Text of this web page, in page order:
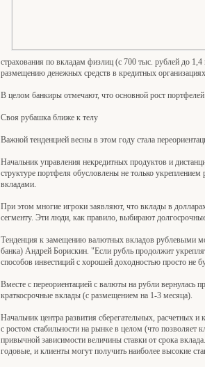
страхования по вкладам физлиц (с 700 тыс. рублей до
размещению денежных средств в кредитных организациях.
В целом банкиры отмечают, что основной рост
Своя рубашка ближе к телу
Важной тенденцией весны в этом году стала
Начальник управления некредитных продуктов и
структуре портфеля обусловлены не только
вкладами.
При этом многие игроки заявляют, что вклады в
сегменту. Эти люди, как правило, выбирают
Тенденция к замещению валютных вкладов рублевыми
банка) Андрей Борискин. "Если рубль продолжит
способов инвестиций с хорошей доходностью просто не
Вместе с переориентацией с валюты на рубли вернулась
краткосрочные вклады (с размещением на 1-3 месяца).
Начальник центра развития сберегательных, расчетных
с ростом стабильности на рынке в целом (что позволяет
привычной зависимости величины ставки от срока
годовые, и клиенты могут получить наиболее высокие